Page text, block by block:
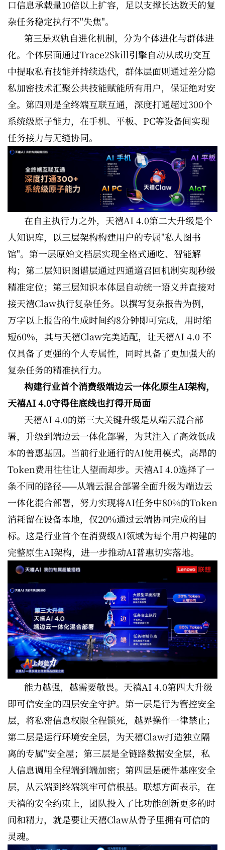
口信息承载量10倍以上扩容，足以支撑长达数天的复
杂任务稳定执行不"失焦"。
第三是双轨自进化机制，分为个体进化与群体进
化。个体层面通过Trace2Skill引擎自动从成功交互
中提取私有技能并持续迭代，群体层面则通过差分隐
私加密技术汇聚公共技能赋能所有用户，保证绝对安
全。第四则是全终端互联互通，深度打通超过300个
系统级原子能力，在手机、平板、PC等设备间实现
任务接力与无缝协同。
在自主执行力之外，天禧AI 4.0第二大升级是个
人知识库，以三层架构构建用户的专属"私人图书
馆"。第一层原始文档层实现全格式通吃、智能解
构；第二层知识图谱层通过四通道召回机制实现秒级
精准定位；第三层知识本体层自动统一语义并直接对
接天禧Claw执行复杂任务。以撰写复杂报告为例，
万字以上报告的生成时间约8分钟即可完成，用时缩
短60%，其与天禧Claw完美适配，让天禧AI 4.0 不
仅具备了更强的个人专属性，同时具备了更加强大的
复杂任务的精准执行力。
构建行业首个消费级端边云一体化原生AI架构，
天禧AI 4.0守得住底线也打得开局面
天禧AI 4.0的第三大关键升级是从端云混合部
署，升级到端边云一体化部署，为其注入了高效低成
本的普惠基因。当前行业通行的AI使用模式，高昂的
Token费用往往让人望而却步。天禧AI 4.0选择了一
条不同的路径——从端云混合部署全面升级为端边云
一体化混合部署，努力实现将AI任务中80%的Token
消耗留在设备本地，仅20%通过云端协同完成的目
标。这是行业首个在消费级AI领域为每个用户构建的
完整原生AI架构，进一步推动AI普惠切实落地。
能力越强，越需要敬畏。天禧AI 4.0第四大升级
即可信安全的四层安全守护。第一层是行为管控安全
层，将私密信息权限全程锁死，越界操作一律禁止；
第二层是运行环境安全层，为天禧Claw打造独立隔
离的专属"安全屋；第三层是全链路数据安全层，私
人信息调用全程端到端加密；第四层是硬件基座安全
层，从云端到终端筑牢可信根基。联想方面表示，在
天禧的安全约束上，团队投入了比功能创新更多的时
间和精力，就是要让天禧Claw从骨子里拥有可信的
灵魂。